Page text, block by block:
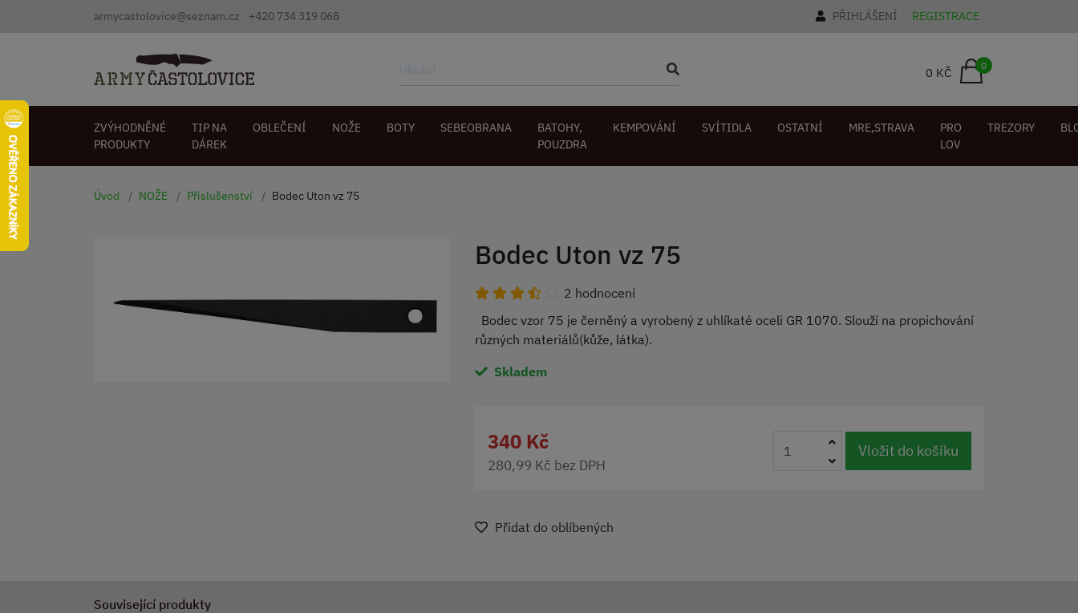
armycastolovice@seznam.cz +420 734 319 068 PŘIHLÁŠENÍ REGISTRACE
0 KČ 0
ZVÝHODNĚNÉ
PRODUKTY
TIP NA
DÁREK
OBLEČENÍ NOŽE BOTY SEBEOBRANA
BATOHY,
POUZDRA
KEMPOVÁNÍ SVÍTIDLA OSTATNÍ MRE,STRAVA
PRO
LOV
TREZORY
Úvod NOŽE Příslušenství Bodec Uton vz 75
Bodec Uton vz 75
2 hodnocení
Bodec vzor 75 je černěný a vyrobený z uhlíkaté oceli GR 1070. Slouží na propichování
různých materiálů(kůže, látka).
Skladem
340 Kč
280,99 Kč bez DPH
Vložit do košíku
Přidat do oblíbených
Související produkty